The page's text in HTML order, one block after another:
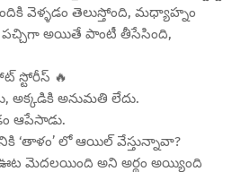
వెళ్ళడం తెలుస్తోంది, మధ్యాహ్నం
అయితే పాంటీ తీసేసింది,
స్టోరీస్ 🔥
అక్కడికి అనుమతి లేదు.
ఆపేసాడు.
‘తాళం’ లో ఆయిల్ వేస్తున్నావా?
మెదలయింది అని అర్థం అయ్యింది